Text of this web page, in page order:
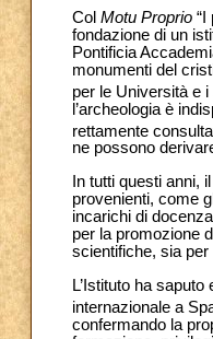
Col Motu Proprio “I
fondazione di un
Pontificia
monumenti del
per le Università e
l’archeologia è
rettamente
ne possono
In tutti questi anni,
provenienti, come
incarichi di
per la promozione
scientifiche, sia
L’Istituto ha
internazionale a
confermando la